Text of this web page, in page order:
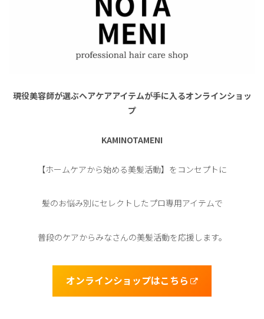
現役美容師が選ぶヘアケアアイテムが手に入るオンラインショッ
プ
KAMINOTAMENI
【ホームケアから始める美髪活動】をコンセプトに
髪のお悩み別にセレクトしたプロ専用アイテムで
普段のケアからみなさんの美髪活動を応援します。
オンラインショップはこちら